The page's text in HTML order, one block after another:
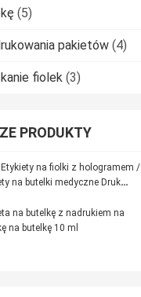
(5)
pakietów (4)
fiolek (3)
PRODUKTY
na fiolki z hologramem /
na butelki medyczne Druk
na butelkę z nadrukiem na
na butelkę 10 ml